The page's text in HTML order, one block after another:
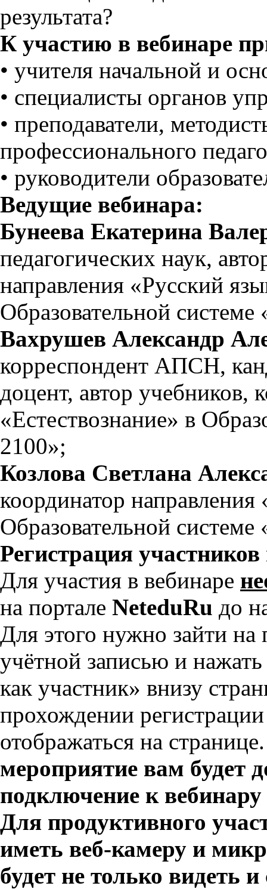
результата?
К участию в вебинаре
• учителя начальной и
• специалисты органов
• преподаватели,
профессионального
• руководители
Ведущие вебинара:
Бунеева Екатерина
педагогических наук,
направления «Русский
Образовательной
Вахрушев Александр
корреспондент АПСН,
доцент, автор учебников,
«Естествознание» в
2100»;
Козлова Светлана
координатор
Образовательной
Регистрация
Для участия в вебинаре
на портале NeteduRu до
Для этого нужно зайти на
учётной записью и
как участник» внизу
прохождении регистрации
отображаться на
мероприятие вам будет
подключение к
Для продуктивного
иметь веб-камеру и
будет не только видеть